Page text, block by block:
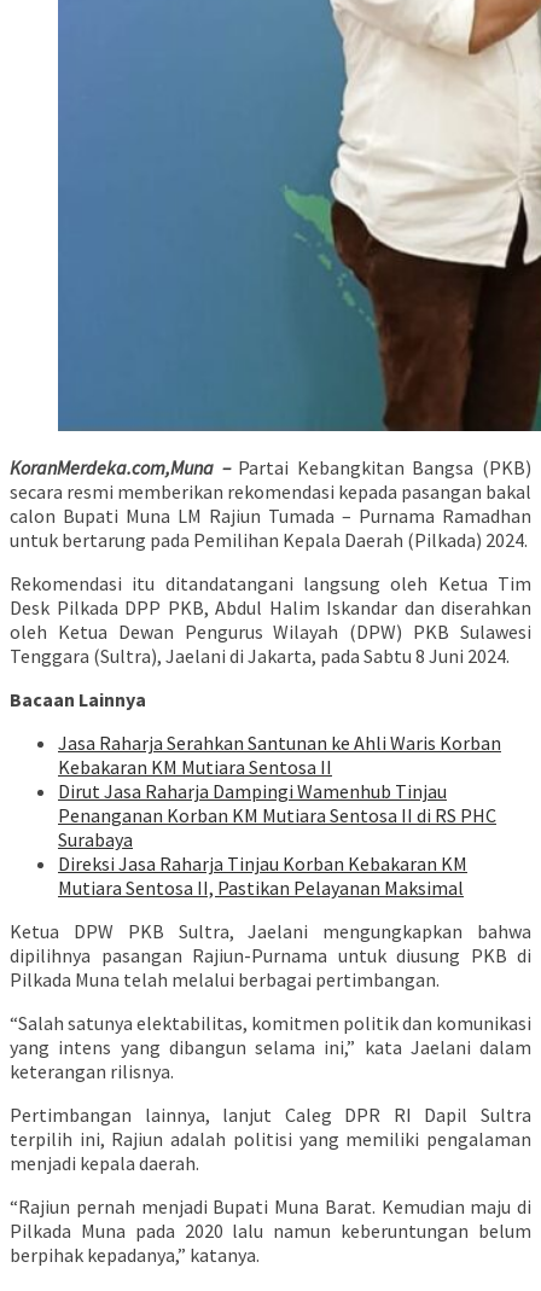
KoranMerdeka.com,Muna – Partai Kebangkitan Bangsa (PKB)
secara resmi memberikan rekomendasi kepada pasangan bakal
calon Bupati Muna LM Rajiun Tumada – Purnama Ramadhan
untuk bertarung pada Pemilihan Kepala Daerah (Pilkada) 2024.
Rekomendasi itu ditandatangani langsung oleh Ketua Tim
Desk Pilkada DPP PKB, Abdul Halim Iskandar dan diserahkan
oleh Ketua Dewan Pengurus Wilayah (DPW) PKB Sulawesi
Tenggara (Sultra), Jaelani di Jakarta, pada Sabtu 8 Juni 2024.
Bacaan Lainnya
Jasa Raharja Serahkan Santunan ke Ahli Waris Korban
Kebakaran KM Mutiara Sentosa II
Dirut Jasa Raharja Dampingi Wamenhub Tinjau
Penanganan Korban KM Mutiara Sentosa II di RS PHC
Surabaya
Direksi Jasa Raharja Tinjau Korban Kebakaran KM
Mutiara Sentosa II, Pastikan Pelayanan Maksimal
Ketua DPW PKB Sultra, Jaelani mengungkapkan bahwa
dipilihnya pasangan Rajiun-Purnama untuk diusung PKB di
Pilkada Muna telah melalui berbagai pertimbangan.
“Salah satunya elektabilitas, komitmen politik dan komunikasi
yang intens yang dibangun selama ini,” kata Jaelani dalam
keterangan rilisnya.
Pertimbangan lainnya, lanjut Caleg DPR RI Dapil Sultra
terpilih ini, Rajiun adalah politisi yang memiliki pengalaman
menjadi kepala daerah.
“Rajiun pernah menjadi Bupati Muna Barat. Kemudian maju di
Pilkada Muna pada 2020 lalu namun keberuntungan belum
berpihak kepadanya,” katanya.